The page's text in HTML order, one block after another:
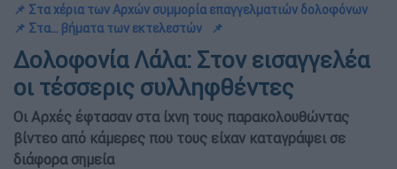
📌 Στα χέρια των Αρχών συμμορία επαγγελματιών δολοφόνων
📌 Στα... βήματα των εκτελεστών
📌
Δολοφονία Λάλα: Στον εισαγγελέα
οι τέσσερις συλληφθέντες
Οι Aρχές έφτασαν στα ίχνη τους παρακολουθώντας
βίντεο από κάμερες που τους είχαν καταγράψει σε
διάφορα σημεία